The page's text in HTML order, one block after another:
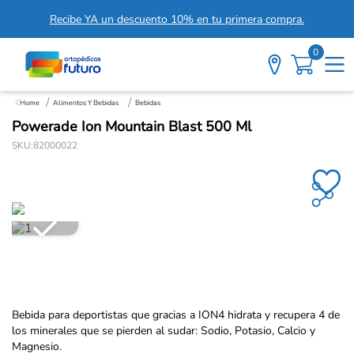
Recibe YA un descuento 10% en tu primera compra.
0
Alimentos Y Bebidas Bebidas
Powerade Ion Mountain Blast 500 Ml
SKU:82000022
Bebida para deportistas que gracias a ION4 hidrata y recupera 4 de
los minerales que se pierden al sudar: Sodio, Potasio, Calcio y
Magnesio.